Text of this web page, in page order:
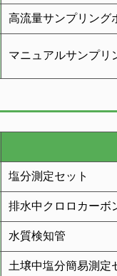
高流量サンプリング
マニュアルサンプリ
塩分測定セット
排水中クロロカーボ
水質検知管
土壌中塩分簡易測定